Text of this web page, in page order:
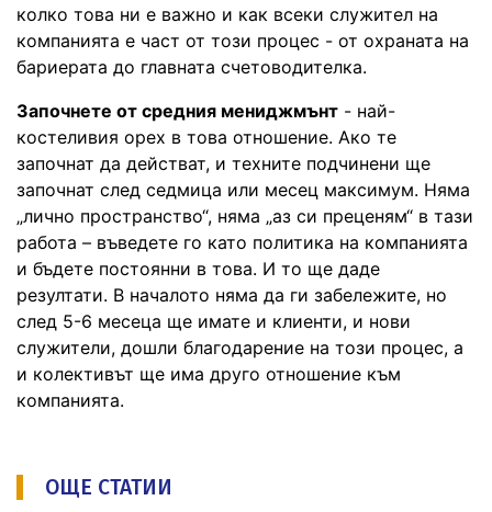
колко това ни е важно и как всеки служител на
компанията е част от този процес - от охраната на
бариерата до главната счетоводителка.
Започнете от средния мениджмънт - най-
костеливия орех в това отношение. Ако те
започнат да действат, и техните подчинени ще
започнат след седмица или месец максимум. Няма
„лично пространство“, няма „аз си преценям“ в тази
работа – въведете го като политика на компанията
и бъдете постоянни в това. И то ще даде
резултати. В началото няма да ги забележите, но
след 5-6 месеца ще имате и клиенти, и нови
служители, дошли благодарение на този процес, а
и колективът ще има друго отношение към
компанията.
ОЩЕ СТАТИИ